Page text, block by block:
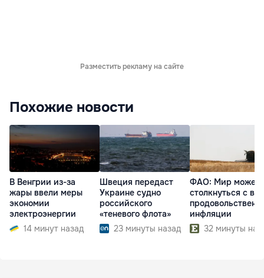
Разместить рекламу на сайте
Похожие новости
В Венгрии из-за
жары ввели меры
экономии
электроэнергии
14 минут назад
Швеция передаст
Украине судно
российского
«теневого флота»
23 минуты назад
ФАО: Мир может
столкнуться с
инфляции
32 минуты